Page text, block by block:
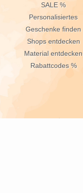
SALE %
Personalisiertes
Geschenke finden
Shops entdecken
Material entdecken
Rabattcodes %